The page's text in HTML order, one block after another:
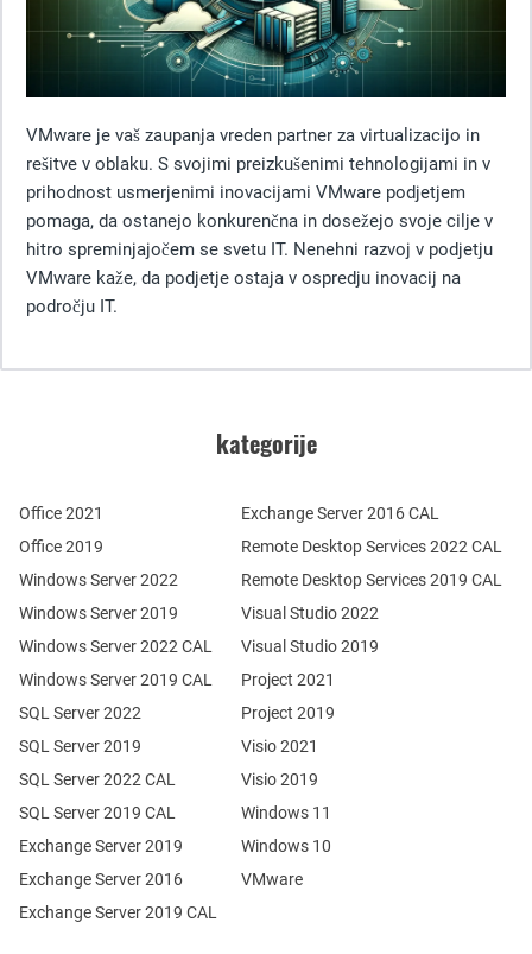
VMware je vaš zaupanja vreden partner za virtualizacijo in
rešitve v oblaku. S svojimi preizkušenimi tehnologijami in v
prihodnost usmerjenimi inovacijami VMware podjetjem
pomaga, da ostanejo konkurenčna in dosežejo svoje cilje v
hitro spreminjajočem se svetu IT. Nenehni razvoj v podjetju
VMware kaže, da podjetje ostaja v ospredju inovacij na
področju IT.
kategorije
Office 2021
Office 2019
Windows Server 2022
Windows Server 2019
Exchange Server 2019
Exchange Server 2016
SQL Server 2022
SQL Server 2019
Windows Server 2022 CAL
Windows Server 2019 CAL
SQL Server 2022 CAL
SQL Server 2019 CAL
Remote Desktop Services 2022 CAL
Remote Desktop Services 2019 CAL
Exchange Server 2019 CAL
Exchange Server 2016 CAL
Visual Studio 2022
Visual Studio 2019
Project 2021
Project 2019
Visio 2021
Visio 2019
Windows 11
Windows 10
VMware